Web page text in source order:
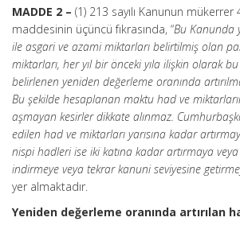
MADDE 2 – (1) 213 sayılı Kanunun mükerrer
maddesinin üçüncü fıkrasında, “Bu Kanunda
ile asgari ve azami miktarları belirtilmiş olan
miktarları, her yıl bir önceki yıla ilişkin olarak
belirlenen yeniden değerleme oranında
Bu şekilde hesaplanan maktu had ve
aşmayan kesirler dikkate alınmaz.
edilen had ve miktarları yarısına kadar
nispi hadleri ise iki katına kadar artırmaya veya
indirmeye veya tekrar kanuni seviyesine
yer almaktadır.
Yeniden değerleme oranında artırılan